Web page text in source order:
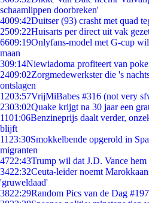
schaamlippen doorbreken'
4009:42Duitser (93) crasht met quad
2509:22Huisarts per direct uit vak
6609:19Onlyfans-model met G-cup
maan
309:14Niewiadoma profiteert van
2409:02Zorgmedewerkster die 's
ontslagen
1203:57VrijMiBabes #316 (not very
2303:02Quake krijgt na 30 jaar een
1101:06Benzineprijs daalt verder,
blijft
11 23:30Smokkelbende opgerold in
migranten
4722:43Trump wil dat J.D. Vance
3422:32Ceuta-leider noemt
'gruweldaad'
3822:29Random Pics van de Dag